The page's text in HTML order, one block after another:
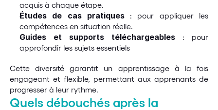
acquis à chaque étape.
Études de cas pratiques : pour appliquer les
compétences en situation réelle.
Guides et supports téléchargeables : pour
approfondir les sujets essentiels
Cette diversité garantit un apprentissage à la fois
engageant et flexible, permettant aux apprenants de
progresser à leur rythme.
Quels débouchés après la